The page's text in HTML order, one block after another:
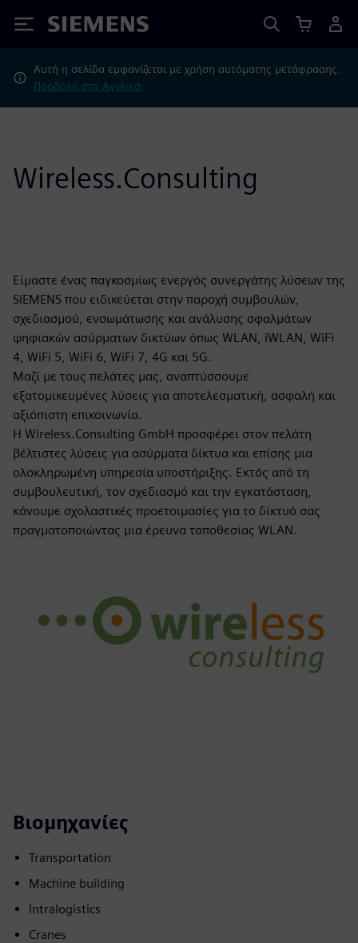
Siemens
Αυτή η σελίδα εμφανίζεται με χρήση αυτόματης μετάφρασης.
Προβολή στα Αγγλικά;
Wireless.Consulting
Είμαστε ένας παγκοσμίως ενεργός συνεργάτης λύσεων της
SIEMENS που ειδικεύεται στην παροχή συμβουλών,
σχεδιασμού, ενσωμάτωσης και ανάλυσης σφαλμάτων
ψηφιακών ασύρματων δικτύων όπως WLAN, iWLAN, WiFi
4, WiFi 5, WiFi 6, WiFi 7, 4G και 5G.
Μαζί με τους πελάτες μας, αναπτύσσουμε
εξατομικευμένες λύσεις για αποτελεσματική, ασφαλή και
αξιόπιστη επικοινωνία.
Η Wireless.Consulting GmbH προσφέρει στον πελάτη
βέλτιστες λύσεις για ασύρματα δίκτυα και επίσης μια
ολοκληρωμένη υπηρεσία υποστήριξης. Εκτός από τη
συμβουλευτική, τον σχεδιασμό και την εγκατάσταση,
κάνουμε σχολαστικές προετοιμασίες για το δίκτυό σας
πραγματοποιώντας μια έρευνα τοποθεσίας WLAN.
Βιομηχανίες
Transportation
Machine building
Intralogistics
Cranes